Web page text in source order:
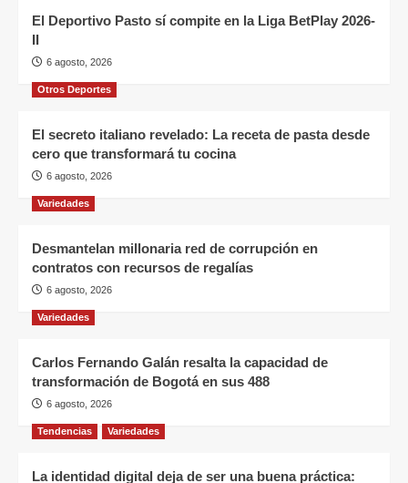
El Deportivo Pasto sí compite en la Liga BetPlay 2026-
II
6 agosto, 2026
Otros Deportes
El secreto italiano revelado: La receta de pasta desde
cero que transformará tu cocina
6 agosto, 2026
Variedades
Desmantelan millonaria red de corrupción en
contratos con recursos de regalías
6 agosto, 2026
Variedades
Carlos Fernando Galán resalta la capacidad de
transformación de Bogotá en sus 488
6 agosto, 2026
Tendencias Variedades
La identidad digital deja de ser una buena práctica: